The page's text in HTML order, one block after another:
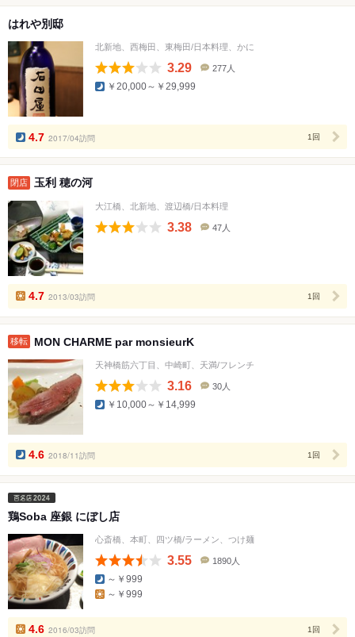
はれや別邸
北新地、西梅田、東梅田/日本料理、かに
3.29
数
277人
￥20,000～￥29,999
4.7 2017/04訪問 1回
閉店 玉利 穂の河
大江橋、北新地、渡辺橋/日本料理
3.38
数
47人
4.7 2013/03訪問 1回
移転 MON CHARME par monsieurK
天神橋筋六丁目、中崎町、天満/フレンチ
3.16
数
30人
￥10,000～￥14,999
4.6 2018/11訪問 1回
鶏Soba 座銀 にぼし店
心斎橋、本町、四ツ橋/ラーメン、つけ麺
3.55
数
1890人
～￥999
～￥999
4.6 2016/03訪問 1回